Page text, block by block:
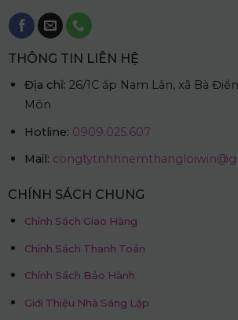
THÔNG TIN LIÊN HỆ
Địa chỉ: 26/1C ấp Nam Lân, xã Bà
Môn
Hotline: 0909.025.607
Mail:
CHÍNH SÁCH CHUNG
Chính Sách Giao Hàng
Chính Sách Thanh Toán
Chính Sách Bảo Hành
Giới Thiệu Nhà Sáng Lập